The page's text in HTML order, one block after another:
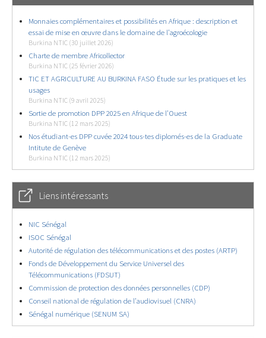
Monnaies complémentaires et possibilités en Afrique : description et
essai de mise en œuvre dans le domaine de l’agroécologie
Burkina NTIC (30 juillet 2026)
Charte de membre Africollector
Burkina NTIC (25 février 2026)
TIC ET AGRICULTURE AU BURKINA FASO Étude sur les pratiques et les
usages
Burkina NTIC (9 avril 2025)
Sortie de promotion DPP 2025 en Afrique de l’Ouest
Burkina NTIC (12 mars 2025)
Nos étudiant-es DPP cuvée 2024 tous-tes diplomés-es de la Graduate
Intitute de Genève
Burkina NTIC (12 mars 2025)
Liens intéressants
NIC Sénégal
ISOC Sénégal
Autorité de régulation des télécommunications et des postes (ARTP)
Fonds de Développement du Service Universel des
Télécommunications (FDSUT)
Commission de protection des données personnelles (CDP)
Conseil national de régulation de l’audiovisuel (CNRA)
Sénégal numérique (SENUM SA)